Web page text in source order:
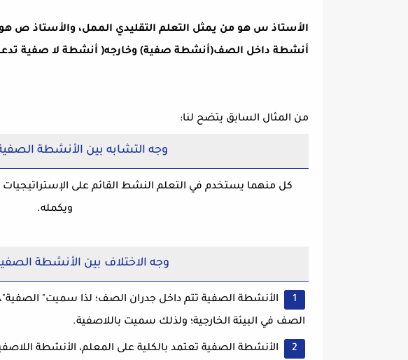
الأستاذ س هو من يمثل التعلم التقليدي الممل، والأستاذ ص
أنشطة داخل الصف(أنشطة صفية) وخارجه( أنشطة لا صفية
من المثال السابق يتضح لنا:
وجه التشابه بين الأنشطة
كل منهما يستخدم في التعلم النشط القائم على الإستراتيجيات
ويكمله.
وجه الاختلاف بين الأنشطة
الأنشطة الصفية تتم داخل جدران الصف؛ لذا سميت"
الصف في البيئة الخارجية؛ ولذلك سميت باللاصفية.
الأنشطة الصفية تعتمد بالكلية على المعلم، الأنشطة